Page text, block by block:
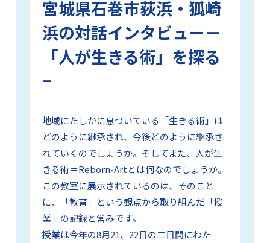
宮城県石巻市荻浜・狐崎
浜の対話インタビュー－
「人が生きる術」を探る
−
地域にたしかに息づいている「生きる術」は
どのように継承され、今後どのように継承さ
れていくのでしょうか。そしてまた、人が生
きる術＝Reborn-Artとは何なのでしょうか。
この教室に展示されているのは、そのこと
に、「教育」という観点から取り組んだ「授
業」の記録と営みです。
授業は今年の8月21、22日の二日間にわた